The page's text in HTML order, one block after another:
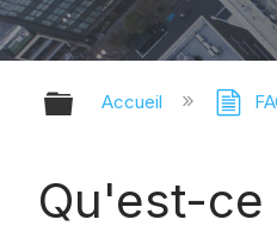
Développer/
Accueil
Qu'est-ce